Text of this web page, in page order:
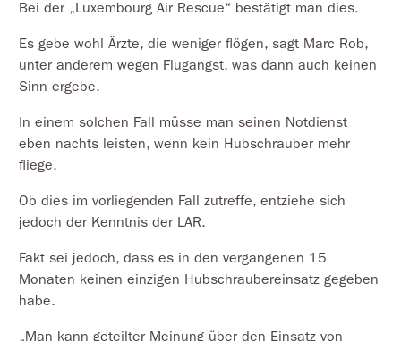
Bei der „Luxembourg Air Rescue“ bestätigt man dies.
Es gebe wohl Ärzte, die weniger flögen, sagt Marc Rob,
unter anderem wegen Flugangst, was dann auch keinen
Sinn ergebe.
In einem solchen Fall müsse man seinen Notdienst
eben nachts leisten, wenn kein Hubschrauber mehr
fliege.
Ob dies im vorliegenden Fall zutreffe, entziehe sich
jedoch der Kenntnis der LAR.
Fakt sei jedoch, dass es in den vergangenen 15
Monaten keinen einzigen Hubschraubereinsatz gegeben
habe.
„Man kann geteilter Meinung über den Einsatz von